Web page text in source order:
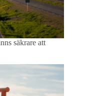
säkrare att